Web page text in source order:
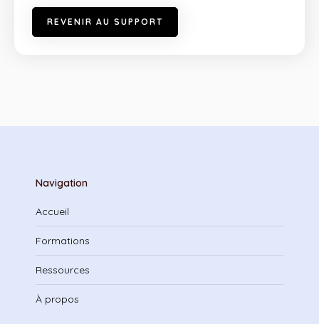
RE VE NIR AU S UPPORT
Navigation
Accueil
Formations
Ressources
À propos